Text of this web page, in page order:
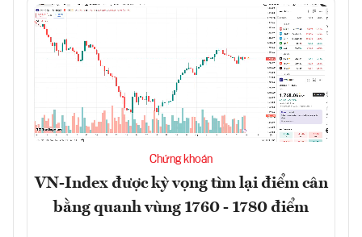
Chứng khoán
VN-Index được kỳ vọng tìm lại điểm cân
bằng quanh vùng 1760 - 1780 điểm